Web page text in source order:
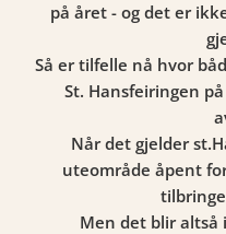
på året - og det er
Så er tilfelle nå hvor
St. Hansfeiringen
Når det gjelder
uteområde åpent
Men det blir altså